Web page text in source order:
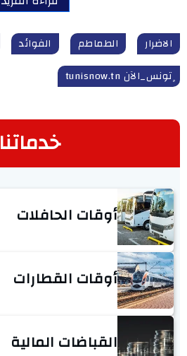
الاضرار الطماطم الفوائد
ٍتونس_الآن tunisnow.tn
خدماتنا
أوقات الحافلات
أوقات القطارات
القباضات المالية